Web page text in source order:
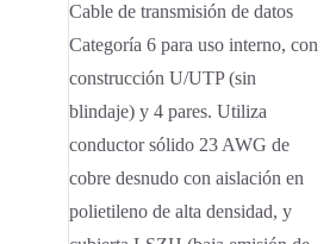
Cable de transmisión de datos
Categoría 6 para uso interno, con
construcción U/UTP (sin
blindaje) y 4 pares. Utiliza
conductor sólido 23 AWG de
cobre desnudo con aislación en
polietileno de alta densidad, y